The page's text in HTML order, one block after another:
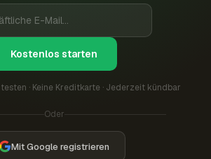
Kostenlos starten
· Keine Kreditkarte · Jederzeit kündbar
Oder
Mit Google registrieren